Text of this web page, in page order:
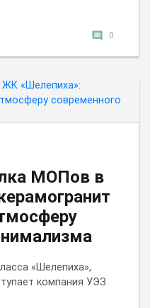
comment 0
МОПов в
«Шелепиха»,
компания УЭЗ